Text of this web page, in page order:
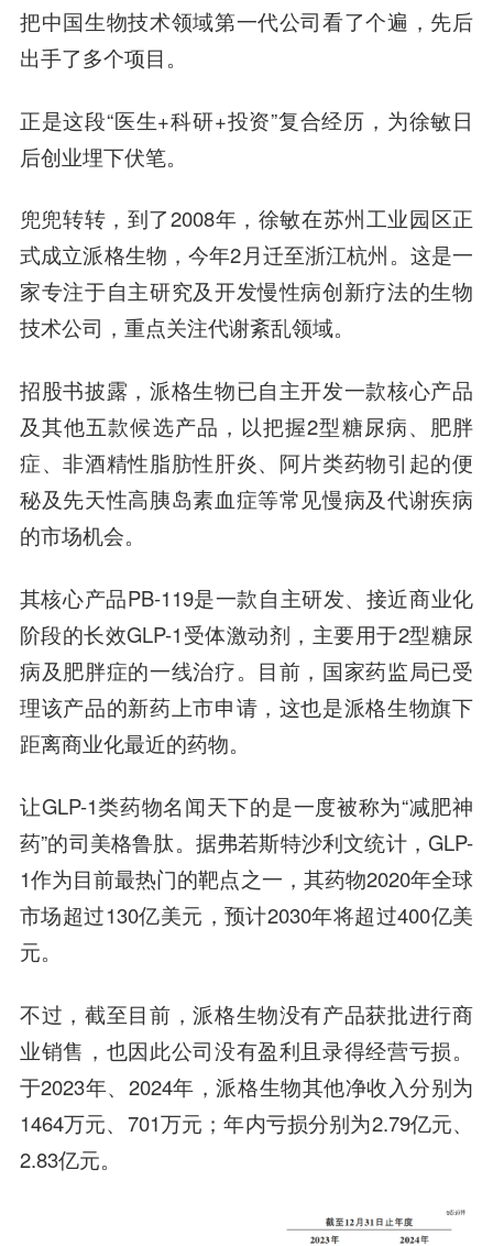
把中国生物技术领域第一代公司看了个遍，先后
出手了多个项目。
正是这段“医生+科研+投资”复合经历，为徐敏日
后创业埋下伏笔。
兜兜转转，到了2008年，徐敏在苏州工业园区正
式成立派格生物，今年2月迁至浙江杭州。这是一
家专注于自主研究及开发慢性病创新疗法的生物
技术公司，重点关注代谢紊乱领域。
招股书披露，派格生物已自主开发一款核心产品
及其他五款候选产品，以把握2型糖尿病、肥胖
症、非酒精性脂肪性肝炎、阿片类药物引起的便
秘及先天性高胰岛素血症等常见慢病及代谢疾病
的市场机会。
其核心产品PB-119是一款自主研发、接近商业化
阶段的长效GLP-1受体激动剂，主要用于2型糖尿
病及肥胖症的一线治疗。目前，国家药监局已受
理该产品的新药上市申请，这也是派格生物旗下
距离商业化最近的药物。
让GLP-1类药物名闻天下的是一度被称为“减肥神
药”的司美格鲁肽。据弗若斯特沙利文统计，GLP-
1作为目前最热门的靶点之一，其药物2020年全球
市场超过130亿美元，预计2030年将超过400亿美
元。
不过，截至目前，派格生物没有产品获批进行商
业销售，也因此公司没有盈利且录得经营亏损。
于2023年、2024年，派格生物其他净收入分别为
1464万元、701万元；年内亏损分别为2.79亿元、
2.83亿元。